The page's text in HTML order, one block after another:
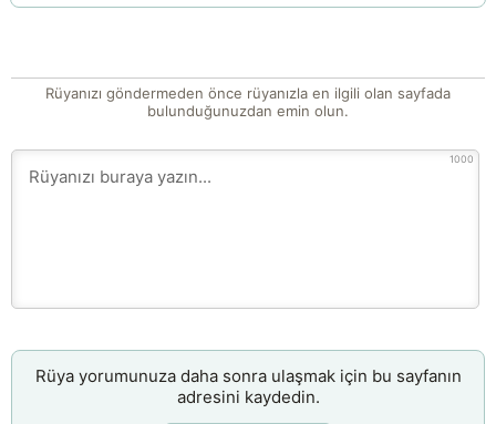
Rüyanızı göndermeden önce rüyanızla en ilgili olan sayfada
bulunduğunuzdan emin olun.
1000
Rüya yorumunuza daha sonra ulaşmak için bu sayfanın
adresini kaydedin.